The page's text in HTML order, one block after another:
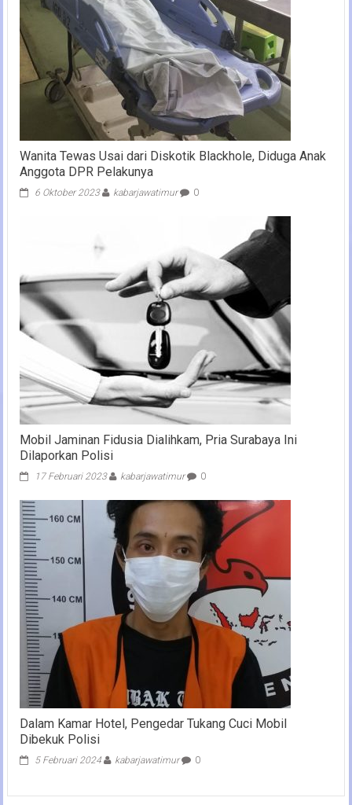
Wanita Tewas Usai dari Diskotik Blackhole, Diduga Anak
Anggota DPR Pelakunya
6 Oktober 2023 kabarjawatimur 0
Mobil Jaminan Fidusia Dialihkam, Pria Surabaya Ini
Dilaporkan Polisi
17 Februari 2023 kabarjawatimur 0
Dalam Kamar Hotel, Pengedar Tukang Cuci Mobil
Dibekuk Polisi
5 Februari 2024 kabarjawatimur 0